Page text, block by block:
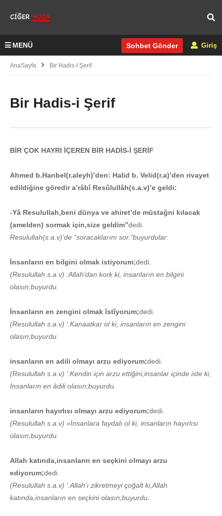
MENÜ Sohbet Gönder Giriş
AnaSayfa Bir Hadis-I Şerif
Bir Hadis-i Şerif
BİR ÇOK HAYRI İÇEREN BİR HADİS-İ ŞERİF
Ahmed b.Hanbel(r.aleyh)’den: Halid b. Velid(r.a)’den rivayet
edildiğine göredir a’râbî Resûlullâh(s.a.v)’e geldi:
-Yâ Resulullah,beni dünya ve ahiret’de müstağni kılacak
(amelden) sormak için,size geldim”dedi.
Resulullah(s.a.v)’de “soracaklarını sor.”buyurdular:
İnsanların en bilgini olmak istiyorum;dedi.
(Resulullah s.a.v) :Allah’dan kork ki, insanların en bilgini
olasın;buyurdu.
İnsanların en zengini olmak îstîyorum;dedi.
(Resulullah s.a.v) ‘.Kanaatkar ol ki, insanların en zengini
olasın;buyurdu.
insanların en adili olmayı arzu ediyorum;dedi.
(Resulullah s.a.v) ‘.Kendin için arzu ettiğini,insanlar içinde iste ki,
İnsanların en âdili olasın;buyurdu.
insanların hayırlısı olmayı arzu ediyorum;dedi.
(Resulullah s.a.v) »İnsanlara faydalı ol ki, insanların hayırlısı
olasın;buyurdu.
Allah katında,insanların en seçkini olmayı arzu
ediyorum;dedi.
(Resulullah s.a.v) ‘.Allah’ı zikretmeyi çoğalt ki,Allah
katında,insanların en seçkini olasın;buyurdu.